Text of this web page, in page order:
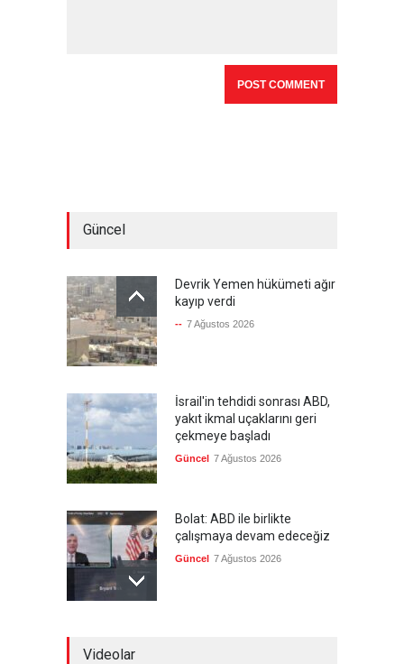
Güncel
Devrik Yemen hükümeti ağır
kayıp verdi
-- 7 Ağustos 2026
İsrail'in tehdidi sonrası ABD,
yakıt ikmal uçaklarını geri
çekmeye başladı
Güncel 7 Ağustos 2026
Bolat: ABD ile birlikte
çalışmaya devam edeceğiz
Güncel 7 Ağustos 2026
Videolar